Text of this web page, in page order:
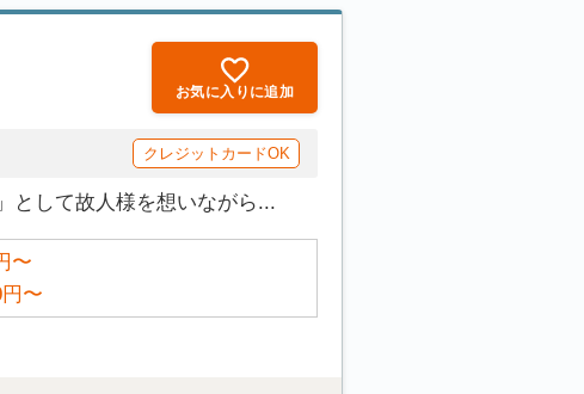
お気に入りに追加
クレジットカードOK
として故人様を想いながら...
〜
円〜